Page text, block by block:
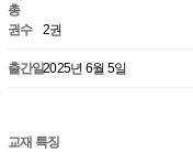
총
권수
2권
출간일2025년 6월 5일
교재 특징